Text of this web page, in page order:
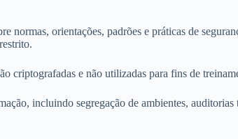
normas, orientações, padrões e práticas de
criptografadas e não utilizadas para fins de
incluindo segregação de ambientes, auditorias